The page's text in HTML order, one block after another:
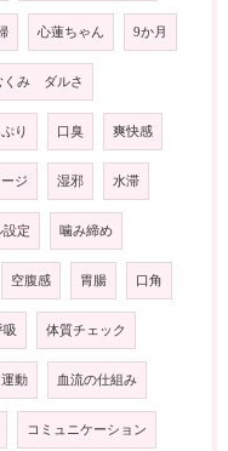
心蓮ちゃん 9か月
くみ ダルさ
り 口臭 爽快感
ジ 湿邪 水滞
設定 噛み締め
空腹感 胃腸 口角
吸 体質チェック
動 血流の仕組み
コミュニケーション